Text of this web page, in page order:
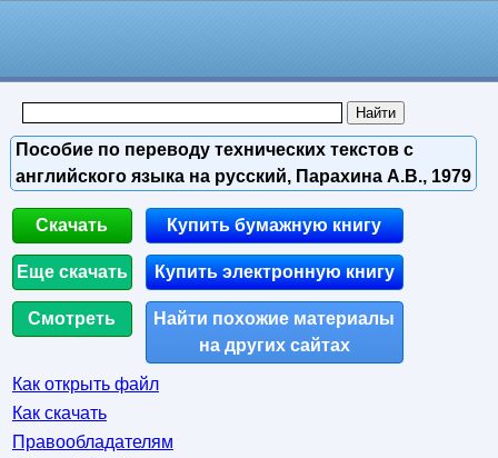
Пособие по переводу технических текстов с
английского языка на русский, Парахина А.В., 1979
Скачать
Еще скачать
Смотреть
Купить бумажную книгу
Купить электронную книгу
Найти похожие материалы
на других сайтах
Как открыть файл
Как скачать
Правообладателям